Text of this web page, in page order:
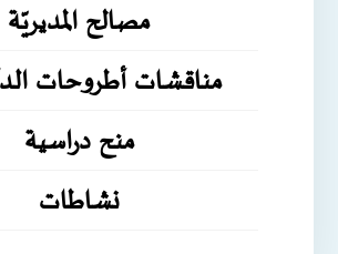
مصالح المديريّة
مناقشات أطروحات
منح دراسية
نشاطات